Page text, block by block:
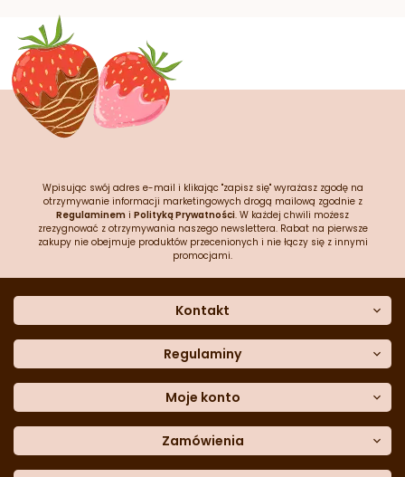
Wpisując swój adres e-mail i klikając "zapisz się" wyrażasz zgodę na
otrzymywanie informacji marketingowych drogą mailową zgodnie z
Regulaminem i Polityką Prywatności. W każdej chwili możesz
zrezygnować z otrzymywania naszego newslettera. Rabat na pierwsze
zakupy nie obejmuje produktów przecenionych i nie łączy się z innymi
promocjami.
Kontakt
Dane kontaktowe
Często zadawane pytania
Sklep stacjonarny
Formularz kontaktowy
Blog
Regulaminy
Polityka prywatności
Polityka cookies
Polityka reklamacji
Polityka zwrotów
Moje konto
Moje dane
Historia zamówień
Zamówienia